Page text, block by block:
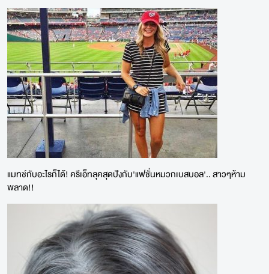
แมทช์กับอะไรก็ได้! ครีเอ็ทลุคสุดปังกับ'แฟชั่นหมวกเบสบอล'.. สาวๆห้าม
พลาด!!